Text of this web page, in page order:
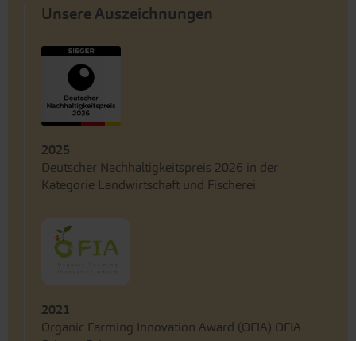
Unsere Auszeichnungen
2025
Deutscher Nachhaltigkeitspreis 2026 in der
Kategorie Landwirtschaft und Fischerei
2021
Organic Farming Innovation Award (OFIA) OFIA